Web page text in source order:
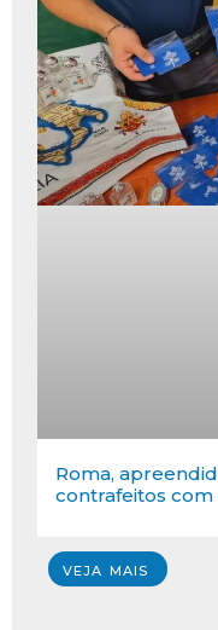
Roma,
contrafeitos
VEJA MAIS